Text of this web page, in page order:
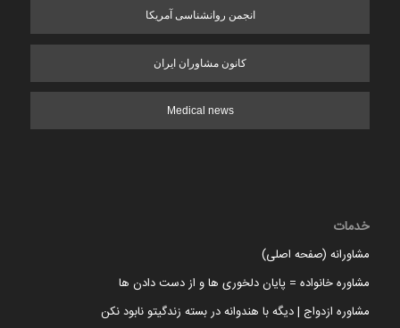
انجمن روانشناسی آمریکا
کانون مشاوران ایران
Medical news
خدمات
مشاورانه (صفحه اصلی)
مشاوره خانواده = پایان دلخوری ها و از دست دادن ها
مشاوره ازدواج | دیگه با هندوانه در بسته زندگیتو نابود نکن